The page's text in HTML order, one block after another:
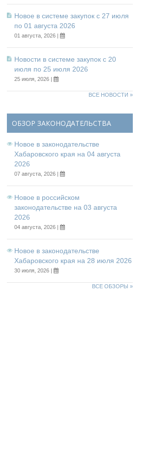
Новое в системе закупок с 27 июля
по 01 августа 2026
01 августа, 2026 |
Новости в системе закупок с 20
июля по 25 июля 2026
25 июля, 2026 |
ВСЕ НОВОСТИ »
ОБЗОР ЗАКОНОДАТЕЛЬСТВА
Новое в законодательстве
Хабаровского края на 04 августа
2026
07 августа, 2026 |
Новое в российском
законодательстве на 03 августа
2026
04 августа, 2026 |
Новое в законодательстве
Хабаровского края на 28 июля 2026
30 июля, 2026 |
ВСЕ ОБЗОРЫ »